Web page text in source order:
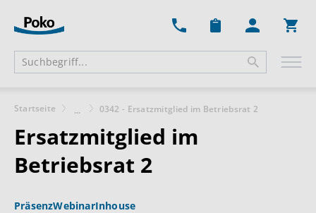
Startseite ... 0342 - Ersatzmitglied im Betriebsrat 2
Ersatzmitglied im
Betriebsrat 2
PräsenzWebinarInhouse